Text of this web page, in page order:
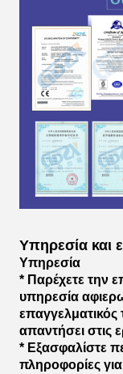
Υπηρεσία και
Υπηρεσία
* Παρέχετε την
υπηρεσία
επαγγελματικός
απαντήσει στις
* Εξασφαλίστε
πληροφορίες